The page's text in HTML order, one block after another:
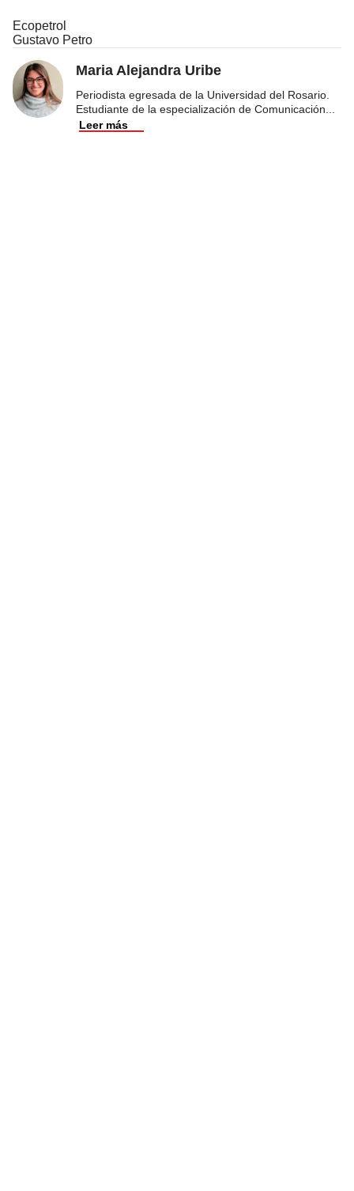
Ecopetrol
Gustavo Petro
Maria Alejandra Uribe
Periodista egresada de la Universidad del Rosario.
Estudiante de la especialización de Comunicación
Leer más